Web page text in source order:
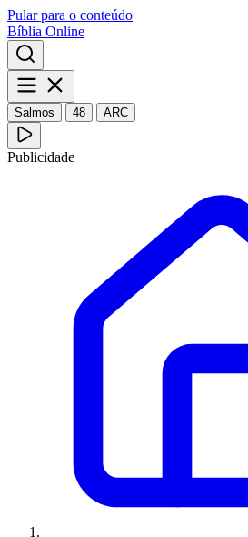
Pular para o conteúdo
Bíblia Online
Salmos 48 ARC
Publicidade